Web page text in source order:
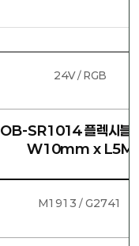
24V / RGB
SR1014 플렉시블
W10mm x L5M
M1913 / G2741